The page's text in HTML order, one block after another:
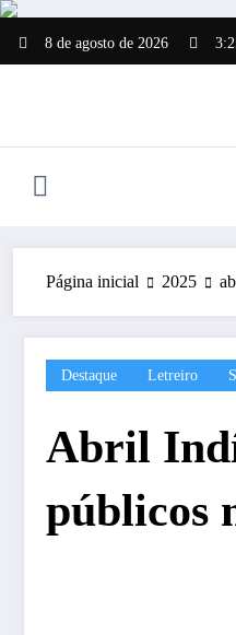
Pular
para
o
8 de agosto de 2026
Página inicial 2025
Destaque Letreiro
Abril
públicos